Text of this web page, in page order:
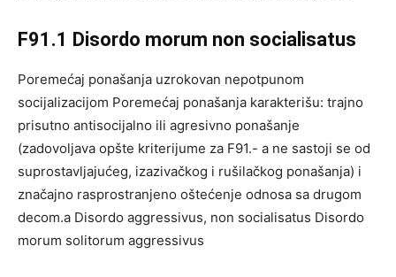
F91.1 Disordo morum non socialisatus
Poremećaj ponašanja uzrokovan nepotpunom
socijalizacijom Poremećaj ponašanja karakterišu: trajno
prisutno antisocijalno ili agresivno ponašanje
(zadovoljava opšte kriterijume za F91.- a ne sastoji se od
suprostavljajućeg, izazivačkog i rušilačkog ponašanja) i
značajno rasprostranjeno oštećenje odnosa sa drugom
decom.a Disordo aggressivus, non socialisatus Disordo
morum solitorum aggressivus